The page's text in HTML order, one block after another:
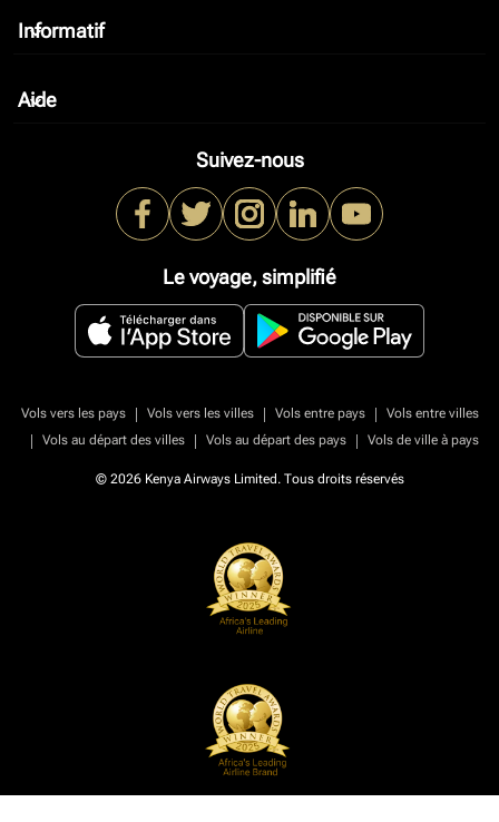
Informatif
keyboard_arrow_down
Aide
keyboard_arrow_down
Suivez-nous
Le voyage, simplifié
Vols vers les pays | Vols vers les villes | Vols entre pays |
Vols entre villes
|
Vols au départ des villes | Vols au départ des pays | Vols de ville à pays
© 2026 Kenya Airways Limited. Tous droits réservés